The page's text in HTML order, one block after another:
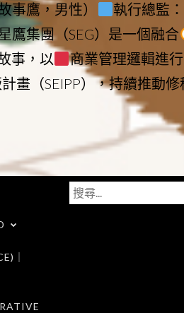
事鷹，男性）
執行總監
鷹集團（SEG）是一個融合
事，以
商業管理邏輯進
畫（SEIPP），持續推動
｜
搜
尋